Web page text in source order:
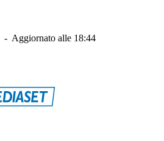
- Aggiornato alle 18:44